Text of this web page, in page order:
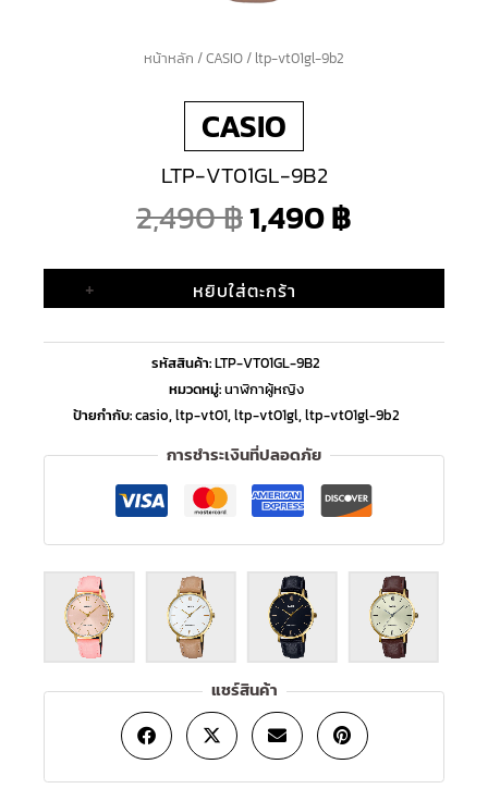
หน้าหลัก /CASIO/ ltp-vt01gl-9b2
CASIO
LTP-VT01GL-9B2
2,490฿
Original
price
was:
1,490฿
+ หยิบใส่ตะกร้า
รหัสสินค้า:LTP-VT01GL-9B2
หมวดหมู่:นาฬิกาผู้หญิง
ป้ายกำกับ:casio,ltp-vt01,ltp-vt01gl,ltp-vt01gl-9b2
การชำระเงินที่ปลอดภัย
แชร์สินค้า